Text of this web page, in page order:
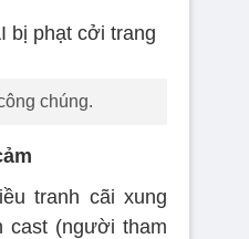
chúng.
tranh cãi xung
cast (người tham